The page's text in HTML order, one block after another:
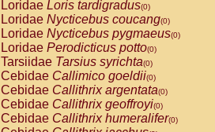
Atelidae Lagothrix lagothricha
AtelidaeLagothrix lagothricha cana
PitheciidaeCacajao calvus
PitheciidaeCallicebus cupreus
PitheciidaeCallicebus donacophilus
PitheciidaeCallicebus moloch
PitheciidaeCallicebus torquatus
PitheciidaeCallicebusspp.(0)
PitheciidaeChiropotes satanas(0)
Loridae Loris tardigradus(0)
Loridae Nycticebus coucang(0)
Loridae Nycticebus pygmaeus(0)
Loridae Perodicticus potto(0)
Tarsiidae Tarsius syrichta(0)
Cebidae Callimico goeldii(0)
Cebidae Callithrix argentata(0)
Cebidae Callithrix geoffroyi(0)
Cebidae Callithrix humeralifer(0)